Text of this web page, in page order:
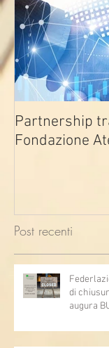
Partnership
Fondazione
Post recenti
di
augura